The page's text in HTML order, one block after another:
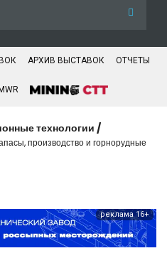
АРХИВ ВЫСТАВОК ОТЧЕТЫ
технологии /
производство и горнорудные
реклама 16+